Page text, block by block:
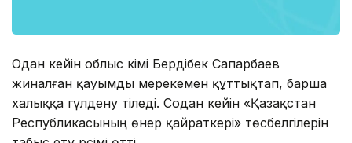
Одан кейін облыс әкімі Бердібек Сапарбаев
жиналған қауымды мерекемен құттықтап, барша
халыққа гүлдену тіледі. Содан кейін «Қазақстан
Республикасының өнер қайраткері» төсбелгілерін